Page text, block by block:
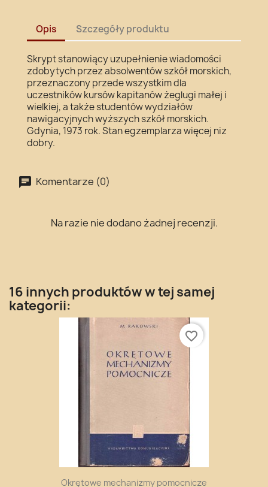
Opis Szczegóły produktu
Skrypt stanowiący uzupełnienie wiadomości
zdobytych przez absolwentów szkół morskich,
przeznaczony przede wszystkim dla
uczestników kursów kapitanów żeglugi małej i
wielkiej, a także studentów wydziałów
nawigacyjnych wyższych szkół morskich.
Gdynia, 1973 rok. Stan egzemplarza więcej niz
dobry.
Komentarze (0)
Na razie nie dodano żadnej recenzji.
16 innych produktów w tej samej
kategorii:
Okrętowe mechanizmy pomocnicze
favorite_border